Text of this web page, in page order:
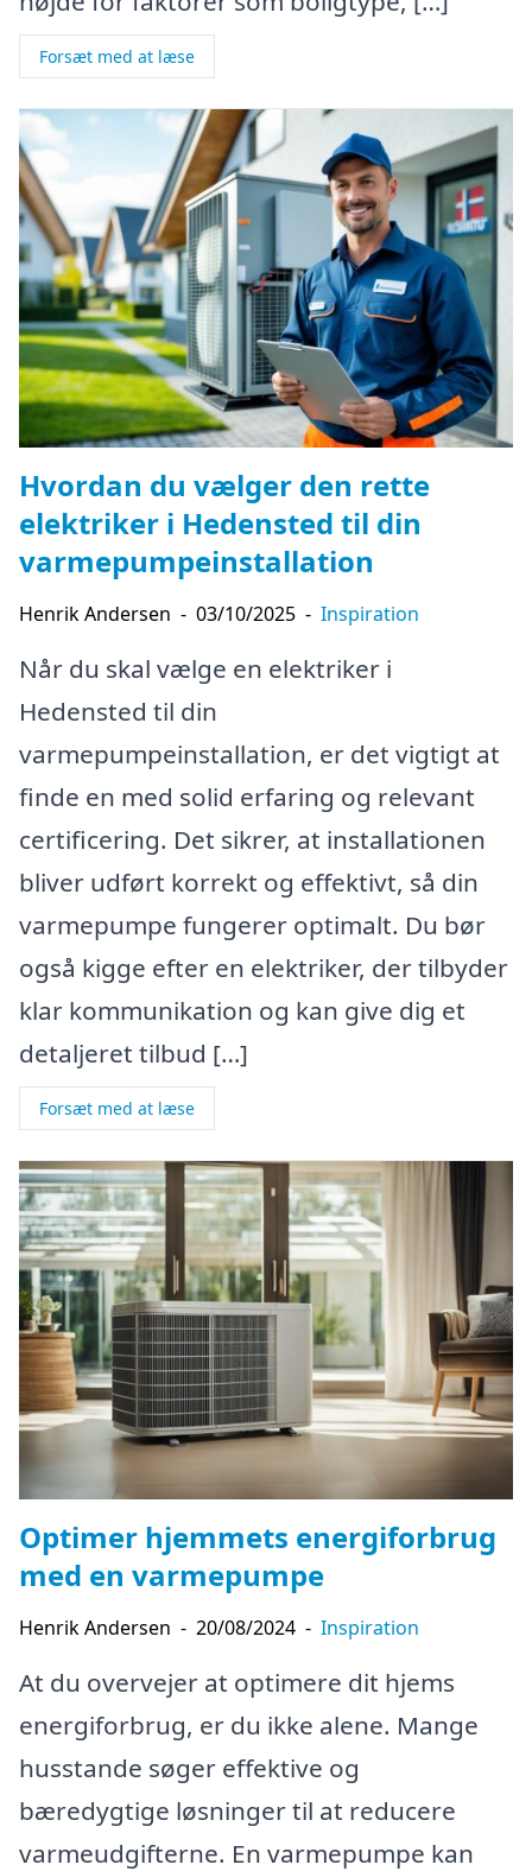
Forsæt med at læse
Hvordan du vælger den rette
elektriker i Hedensted til din
varmepumpeinstallation
Henrik Andersen - 03/10/2025 - Inspiration
Når du skal vælge en elektriker i
Hedensted til din
varmepumpeinstallation, er det vigtigt at
finde en med solid erfaring og relevant
certificering. Det sikrer, at installationen
bliver udført korrekt og effektivt, så din
varmepumpe fungerer optimalt. Du bør
også kigge efter en elektriker, der tilbyder
klar kommunikation og kan give dig et
detaljeret tilbud […]
Forsæt med at læse
Optimer hjemmets energiforbrug
med en varmepumpe
Henrik Andersen - 20/08/2024 - Inspiration
At du overvejer at optimere dit hjems
energiforbrug, er du ikke alene. Mange
husstande søger effektive og
bæredygtige løsninger til at reducere
varmeudgifterne. En varmepumpe kan